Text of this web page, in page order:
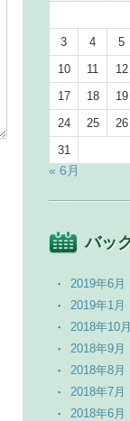
3
4 5
10
11 12
17
18 19
24
25 26
31
« 6月
バッ
2019年6月
2019年1月
2018年10月
2018年9月
2018年8月
2018年7月
2018年6月